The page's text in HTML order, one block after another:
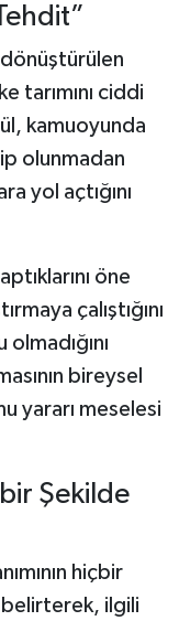
tarımını ciddi
kamuoyunda
olunmadan
yol açtığını
öne
çalıştığını
bireysel
yararı meselesi
Şekilde
hiçbir
belirterek, ilgili